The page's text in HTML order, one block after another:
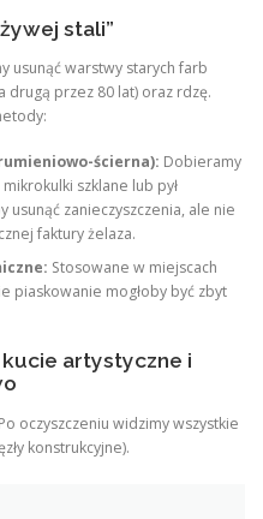
stali”
usunąć warstwy starych farb
drugą przez 80 lat) oraz rdzę.
ścierna): Dobieramy
szklane lub pył
usunąć zanieczyszczenia, ale nie
faktury żelaza.
Stosowane w miejscach
piaskowanie mogłoby być zbyt
artystyczne i
oczyszczeniu widzimy wszystkie
konstrukcyjne).